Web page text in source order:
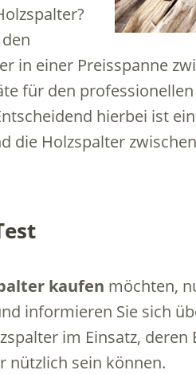
in einer Preisspanne
für den
hierbei ist
die Holzspalter
kaufen möchten,
informieren Sie sich
im Einsatz,
nützlich sein können.